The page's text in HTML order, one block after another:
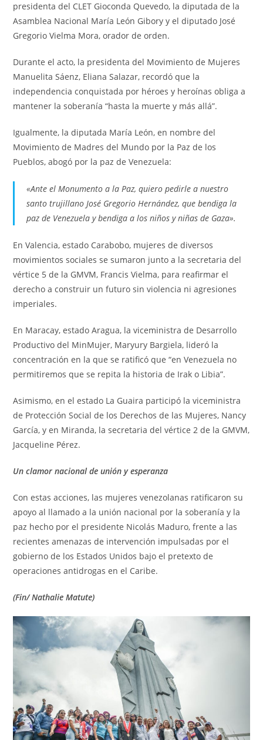
presidenta del CLET Gioconda Quevedo, la diputada de la
Asamblea Nacional María León Gibory y el diputado José
Gregorio Vielma Mora, orador de orden.
Durante el acto, la presidenta del Movimiento de Mujeres
Manuelita Sáenz, Eliana Salazar, recordó que la
independencia conquistada por héroes y heroínas obliga a
mantener la soberanía “hasta la muerte y más allá”.
Igualmente, la diputada María León, en nombre del
Movimiento de Madres del Mundo por la Paz de los
Pueblos, abogó por la paz de Venezuela:
«Ante el Monumento a la Paz, quiero pedirle a nuestro
santo trujillano José Gregorio Hernández, que bendiga la
paz de Venezuela y bendiga a los niños y niñas de Gaza».
En Valencia, estado Carabobo, mujeres de diversos
movimientos sociales se sumaron junto a la secretaria del
vértice 5 de la GMVM, Francis Vielma, para reafirmar el
derecho a construir un futuro sin violencia ni agresiones
imperiales.
En Maracay, estado Aragua, la viceministra de Desarrollo
Productivo del MinMujer, Maryury Bargiela, lideró la
concentración en la que se ratificó que “en Venezuela no
permitiremos que se repita la historia de Irak o Libia”.
Asimismo, en el estado La Guaira participó la viceministra
de Protección Social de los Derechos de las Mujeres, Nancy
García, y en Miranda, la secretaria del vértice 2 de la GMVM,
Jacqueline Pérez.
Un clamor nacional de unión y esperanza
Con estas acciones, las mujeres venezolanas ratificaron su
apoyo al llamado a la unión nacional por la soberanía y la
paz hecho por el presidente Nicolás Maduro, frente a las
recientes amenazas de intervención impulsadas por el
gobierno de los Estados Unidos bajo el pretexto de
operaciones antidrogas en el Caribe.
(Fin/ Nathalie Matute)